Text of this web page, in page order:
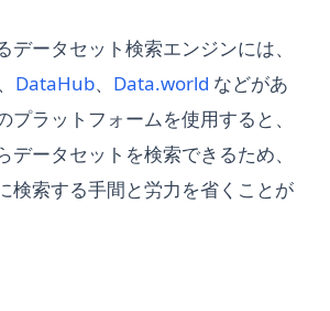
データセット検索エンジンには、
(opens in a new tab)
、 DataHub(opens in a new tab)
、 Data.world (opens in a
などがあ
プラットフォームを使用すると、
データセットを検索できるため、
検索する手間と労力を省くことが